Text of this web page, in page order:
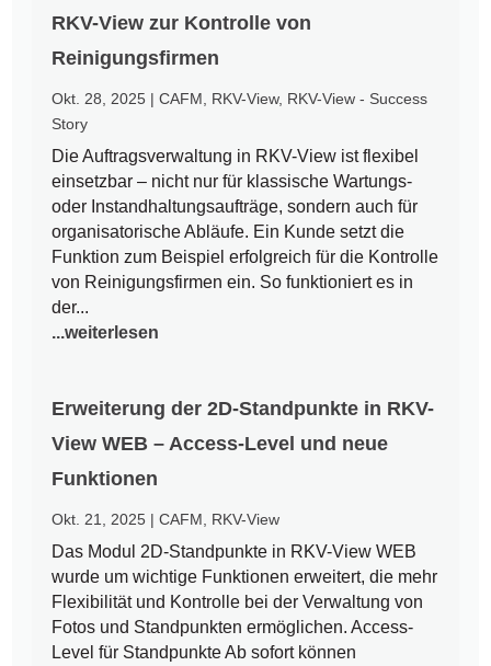
RKV-View zur Kontrolle von
Reinigungsfirmen
Okt. 28, 2025 |CAFM RKV-View, RKV-View - Success
Story
Die Auftragsverwaltung in RKV-View ist flexibel
einsetzbar – nicht nur für klassische Wartungs-
oder Instandhaltungsaufträge, sondern auch für
organisatorische Abläufe. Ein Kunde setzt die
Funktion zum Beispiel erfolgreich für die Kontrolle
von Reinigungsfirmen ein. So funktioniert es in
der...
...weiterlesen
Erweiterung der 2D-Standpunkte in RKV-
View WEB – Access-Level und neue
Funktionen
Okt. 21, 2025 |CAFM RKV-View
Das Modul 2D-Standpunkte in RKV-View WEB
wurde um wichtige Funktionen erweitert, die mehr
Flexibilität und Kontrolle bei der Verwaltung von
Fotos und Standpunkten ermöglichen. Access-
Level für Standpunkte Ab sofort können